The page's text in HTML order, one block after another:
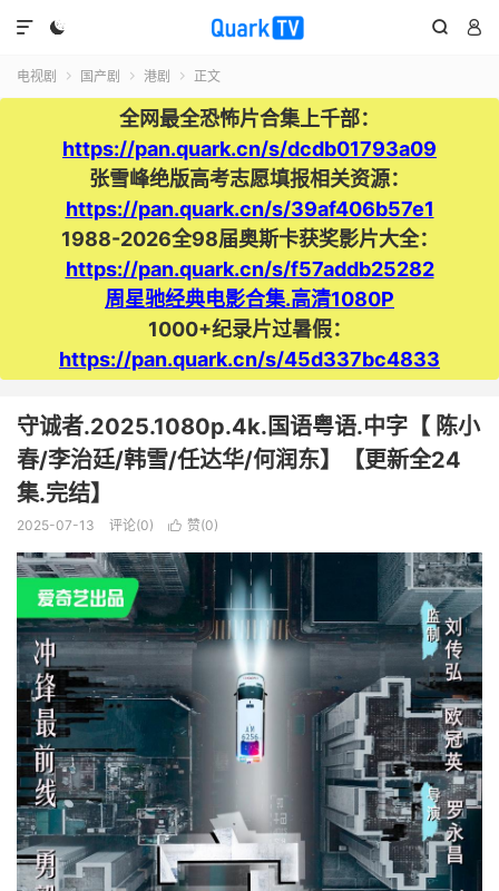
  

电视剧  国产剧  港剧  正文
全网最全恐怖片合集上千部：
https://pan.quark.cn/s/dcdb01793a09
张雪峰绝版高考志愿填报相关资源：
https://pan.quark.cn/s/39af406b57e1
1988-2026全98届奥斯卡获奖影片大全：
https://pan.quark.cn/s/f57addb25282
周星驰经典电影合集.高清1080P
1000+纪录片过暑假：
https://pan.quark.cn/s/45d337bc4833
守诚者.2025.1080p.4k.国语粤语.中字【 陈小
春/李治廷/韩雪/任达华/何润东】【更新全24
集.完结】
2025-07-13 评论(0)  赞(0)